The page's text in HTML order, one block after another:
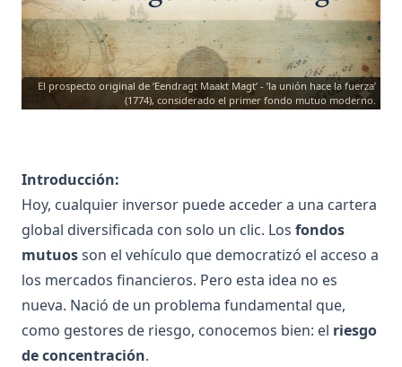
El prospecto original de ‘Eendragt Maakt Magt’ - ’la unión hace la fuerza’
(1774), considerado el primer fondo mutuo moderno.
Introducción:
Hoy, cualquier inversor puede acceder a una cartera
global diversificada con solo un clic. Los fondos
mutuosson el vehículo que democratizó el acceso a
los mercados financieros. Pero esta idea no es
nueva. Nació de un problema fundamental que,
como gestores de riesgo, conocemos bien: el riesgo
de concentración.